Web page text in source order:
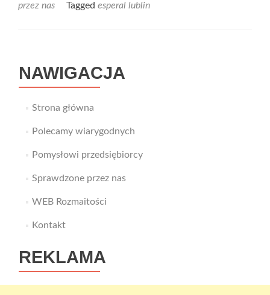
przez nas
Tagged esperal lublin
NAWIGACJA
Strona główna
Polecamy wiarygodnych
Pomysłowi przedsiębiorcy
Sprawdzone przez nas
WEB Rozmaitości
Kontakt
REKLAMA